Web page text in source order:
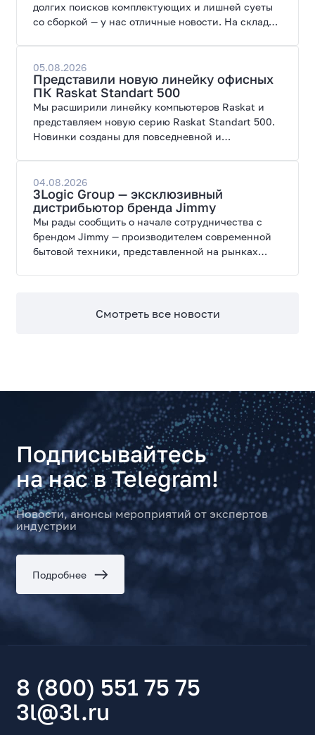
долгих поисков комплектующих и лишней суеты
со сборкой — у нас отличные новости. На склад
современных игр и работы с нейросетями.
05.08.2026
Представили новую линейку офисных
ПК Raskat Standart 500
Мы расширили линейку компьютеров Raskat и
представляем новую серию Raskat Standart 500.
Новинки созданы для повседневной и
широкие возможности модернизации.
04.08.2026
3Logic Group — эксклюзивный
дистрибьютор бренда Jimmy
Мы рады сообщить о начале сотрудничества с
брендом Jimmy — производителем современной
бытовой техники, представленной на рынках
Смотреть все новости
Подписывайтесь
на нас в Telegram!
Новости, анонсы мероприятий от экспертов
индустрии
Подробнее
8 (800) 551 75 75
3l@3l.ru